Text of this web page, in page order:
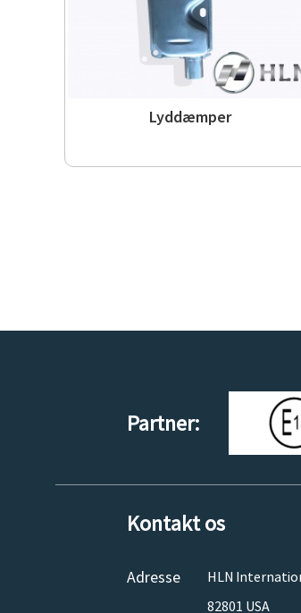
Lyddæmper
Partner:
Kontakt os
Adresse
HLN
82801 USA